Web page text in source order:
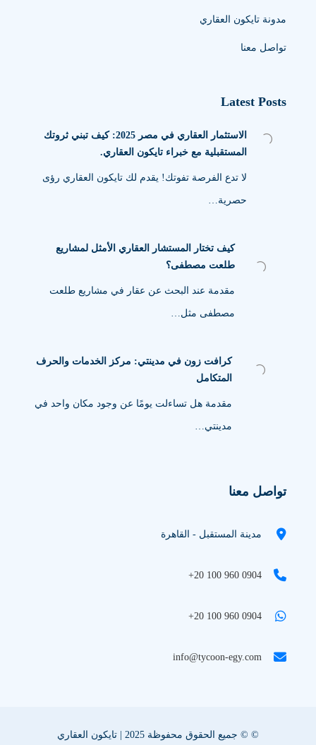
مدونة تايكون العقاري
تواصل معنا
Latest Posts
الاستثمار العقاري في مصر 2025: كيف تبني ثروتك
المستقبلية مع خبراء تايكون العقاري.
لا تدع الفرصة تفوتك! يقدم لك تايكون العقاري رؤى
حصرية…
كيف تختار المستشار العقاري الأمثل لمشاريع
طلعت مصطفى؟
مقدمة عند البحث عن عقار في مشاريع طلعت
مصطفى مثل…
كرافت زون في مدينتي: مركز الخدمات والحرف
المتكامل
مقدمة هل تساءلت يومًا عن وجود مكان واحد في
مدينتي…
تواصل معنا
مدينة المستقبل - القاهرة
+20 100 960 0904
+20 100 960 0904
info@tycoon-egy.com
© © جميع الحقوق محفوظة 2025 | تايكون العقاري